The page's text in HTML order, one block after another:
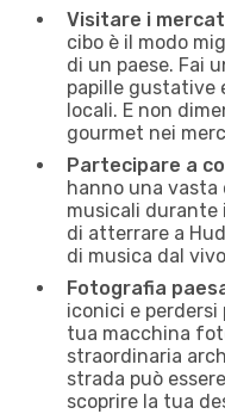
Visitare i
cibo è il modo
di un paese. Fai
papille gustative
locali. E non
gourmet nei
Partecipare a
hanno una
musicali durante
di atterrare a
di musica dal
Fotografia
iconici e
tua macchina
straordinaria
strada può
scoprire la tua